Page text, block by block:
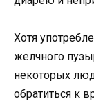
Хотя
желчного
некоторых
обратиться к